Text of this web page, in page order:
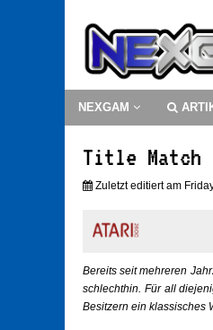
NEXGAM
Title Match
Zuletzt editiert am
Bereits seit mehreren
schlechthin. Für all
Besitzern ein klassisches